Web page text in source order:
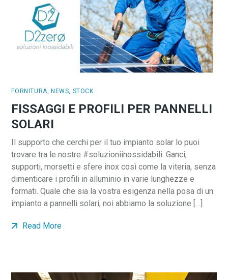
FORNITURA, NEWS, STOCK
FISSAGGI E PROFILI PER PANNELLI
SOLARI
Il supporto che cerchi per il tuo impianto solar lo puoi
trovare tra le nostre #soluzioniinossidabili. Ganci,
supporti, morsetti e sfere inox così come la viteria, senza
dimenticare i profili in alluminio in varie lunghezze e
formati. Quale che sia la vostra esigenza nella posa di un
impianto a pannelli solari, noi abbiamo la soluzione […]
Read More